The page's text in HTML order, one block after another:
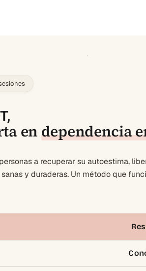
endependencia
a recuperar su autoestima,
y duraderas. Un método que